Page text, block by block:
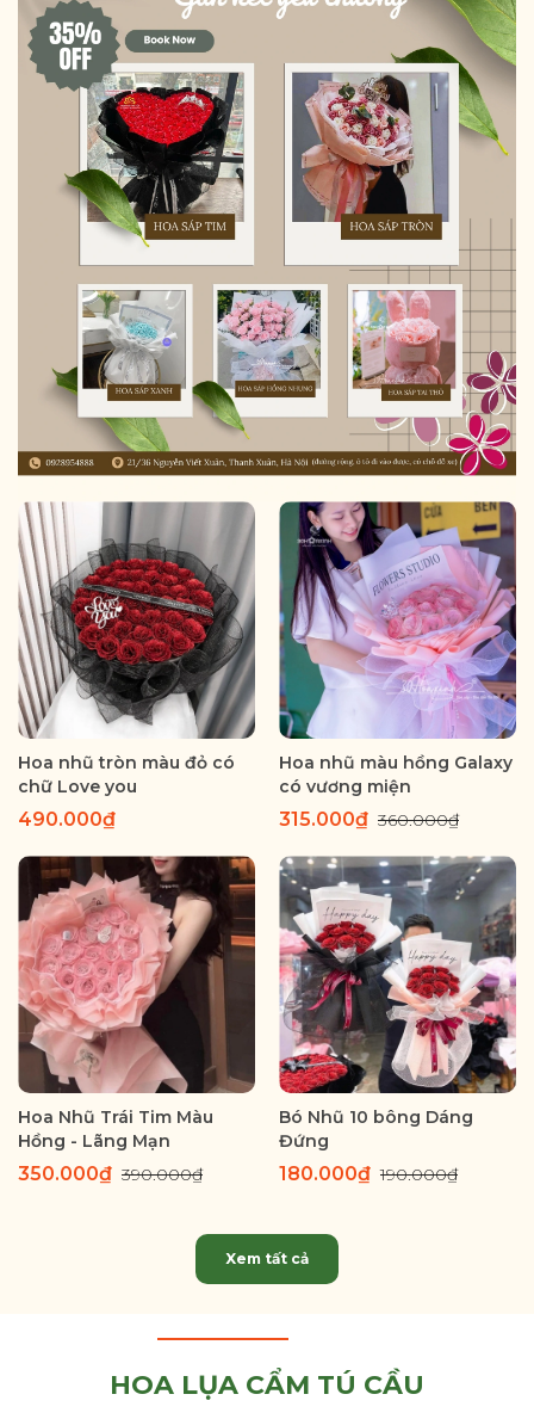
Hoa nhũ tròn màu đỏ có
chữ Love you
490.000₫
Hoa nhũ màu hồng Galaxy
có vương miện
315.000₫ 360.000₫
Hoa Nhũ Trái Tim Màu
Hồng - Lãng Mạn
350.000₫ 390.000₫
Bó Nhũ 10 bông Dáng
Đứng
180.000₫190.000₫
Xem tất cả
HOA LỤA CẨM TÚ CẦU